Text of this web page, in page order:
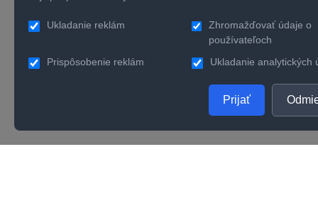
Ukladanie reklám
Zhromažďovať údaje o
používateľoch
Prispôsobenie reklám
Ukladanie analytických
Prijať